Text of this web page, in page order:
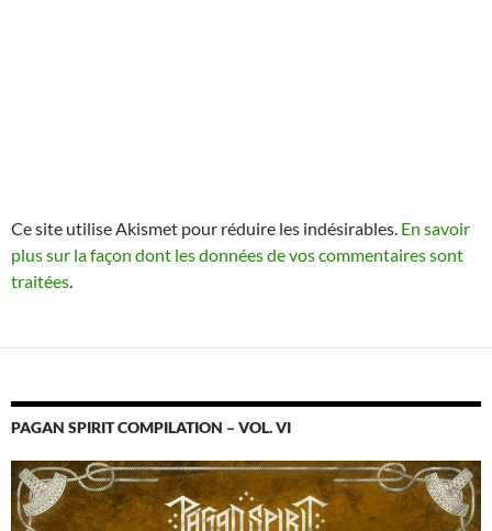
Ce site utilise Akismet pour réduire les indésirables. En savoir
plus sur la façon dont les données de vos commentaires sont
traitées.
PAGAN SPIRIT COMPILATION – VOL. VI